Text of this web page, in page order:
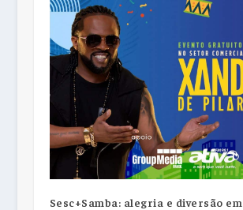
Sesc+Samba: alegria e diversão